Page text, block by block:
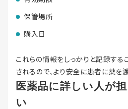
保管場所
購入日
これらの情報をしっかりと記録す
されるので、より安全に患者に薬を
医薬品に詳しい人が
い